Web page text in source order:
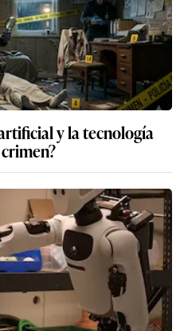
y la tecnología